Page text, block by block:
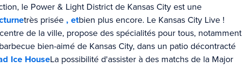
le Power & Light District de Kansas City est une
très prisée , etbien plus encore. Le Kansas City Live !
de la ville, propose des spécialités pour tous, notamment
bien-aimé de Kansas City, dans un patio décontracté
Ice HouseLa possibilité d'assister à des matchs de la Major